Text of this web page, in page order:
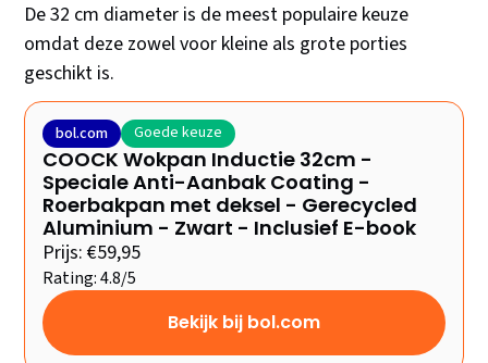
De 32 cm diameter is de meest populaire keuze
omdat deze zowel voor kleine als grote porties
geschikt is.
bol.com Goede keuze
COOCK Wokpan Inductie 32cm -
Speciale Anti-Aanbak Coating -
Roerbakpan met deksel - Gerecycled
Aluminium - Zwart - Inclusief E-book
Prijs: €59,95
Rating: 4.8/5
Bekijk bij bol.com